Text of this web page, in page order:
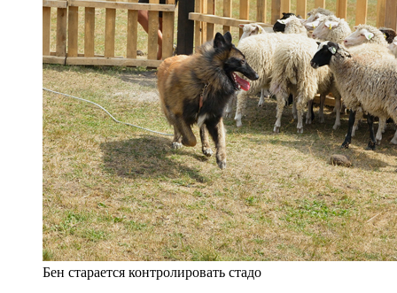
Бен старается контролировать стадо